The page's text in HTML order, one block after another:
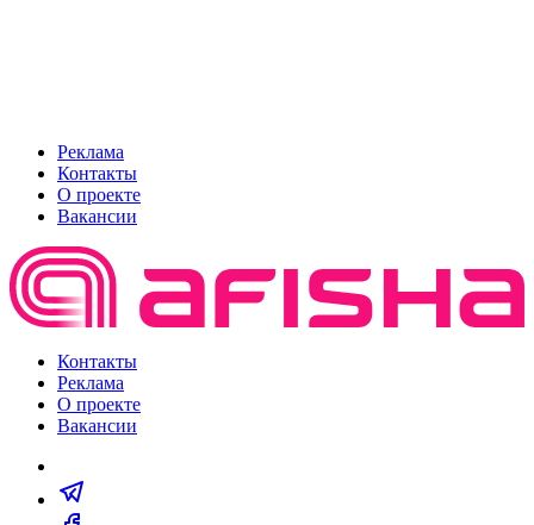
Реклама
Контакты
О проекте
Вакансии
Контакты
Реклама
О проекте
Вакансии